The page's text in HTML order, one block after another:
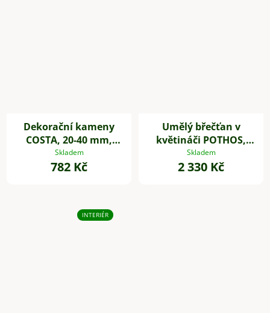
Dekorační kameny
COSTA, 20-40 mm,
plast, šedá
Skladem
782 Kč
Umělý břečťan v
květináči POTHOS,
výška 85 cm, plast,
zelený
Skladem
2 330 Kč
INTERIÉR